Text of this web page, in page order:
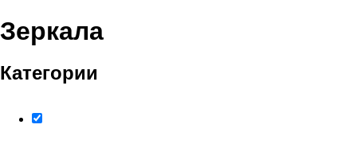
Зеркала
Категории